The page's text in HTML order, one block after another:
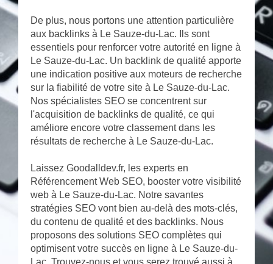
De plus, nous portons une attention particulière
aux backlinks à Le Sauze-du-Lac. Ils sont
essentiels pour renforcer votre autorité en ligne à
Le Sauze-du-Lac. Un backlink de qualité apporte
une indication positive aux moteurs de recherche
sur la fiabilité de votre site à Le Sauze-du-Lac.
Nos spécialistes SEO se concentrent sur
l'acquisition de backlinks de qualité, ce qui
améliore encore votre classement dans les
résultats de recherche à Le Sauze-du-Lac.
Laissez Goodalldev.fr, les experts en
Référencement Web SEO, booster votre visibilité
web à Le Sauze-du-Lac. Notre savantes
stratégies SEO vont bien au-delà des mots-clés,
du contenu de qualité et des backlinks. Nous
proposons des solutions SEO complètes qui
optimisent votre succès en ligne à Le Sauze-du-